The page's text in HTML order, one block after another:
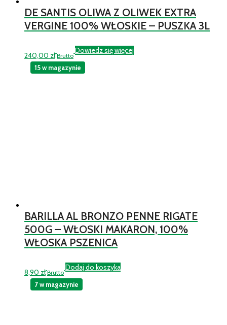
DE SANTIS OLIWA Z OLIWEK EXTRA
VERGINE 100% WŁOSKIE – PUSZKA 3L
240,00 zł Brutto
Dowiedz się więcej
BARILLA AL BRONZO PENNE RIGATE
500G – WŁOSKI MAKARON, 100%
WŁOSKA PSZENICA
8,90 zł Brutto
Dodaj do koszyka
15 w magazynie
7 w magazynie